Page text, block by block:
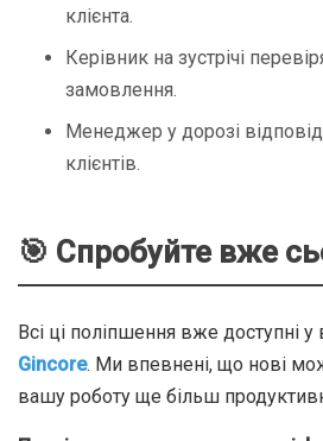
клієнта.
Керівник на зустрічі
замовлення.
Менеджер у дорозі
клієнтів.
🎯 Спробуйте вже
Всі ці поліпшення вже доступні у
Gincore. Ми впевнені, що нові
вашу роботу ще більш